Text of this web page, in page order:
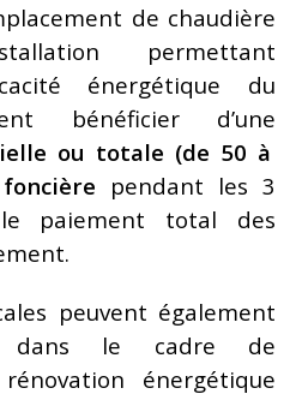
de chaudière
permettant
énergétique du
bénéficier d’une
ou totale (de 50 à
pendant les 3
paiement total des
peuvent également
dans le cadre de
énergétique